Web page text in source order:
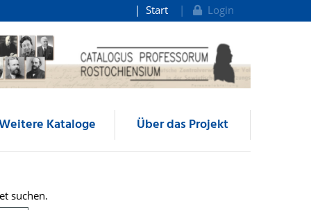
Start Login
Kataloge Über das Projekt
suchen.